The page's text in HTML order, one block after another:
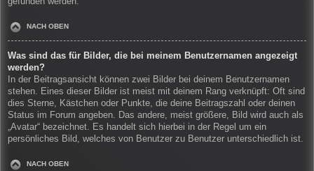
NACH OBEN
Was sind das für Bilder, die bei meinem Benutzernamen angezeigt
werden?
In der Beitragsansicht können zwei Bilder bei deinem Benutzernamen
stehen. Eines dieser Bilder ist meist mit deinem Rang verknüpft: Oft sind
dies Sterne, Kästchen oder Punkte, die deine Beitragszahl oder deinen
Status im Forum angeben. Das andere, meist größere, Bild wird auch als
„Avatar“ bezeichnet. Es handelt sich hierbei in der Regel um ein
persönliches Bild, welches von Benutzer zu Benutzer unterschiedlich ist.
NACH OBEN